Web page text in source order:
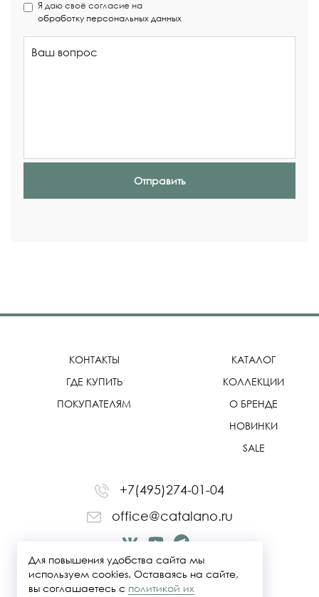
Я даю своё согласие на
обработку персональных данных
Отправить
КОНТАКТЫ
ГДЕ КУПИТЬ
ПОКУПАТЕЛЯМ
КАТАЛОГ
КОЛЛЕКЦИИ
О БРЕНДЕ
НОВИНКИ
SALE
+7(495)274-01-04
office@catalano.ru
Для повышения удобства сайта мы
используем cookies. Оставаясь на сайте,
вы соглашаетесь с политикой их